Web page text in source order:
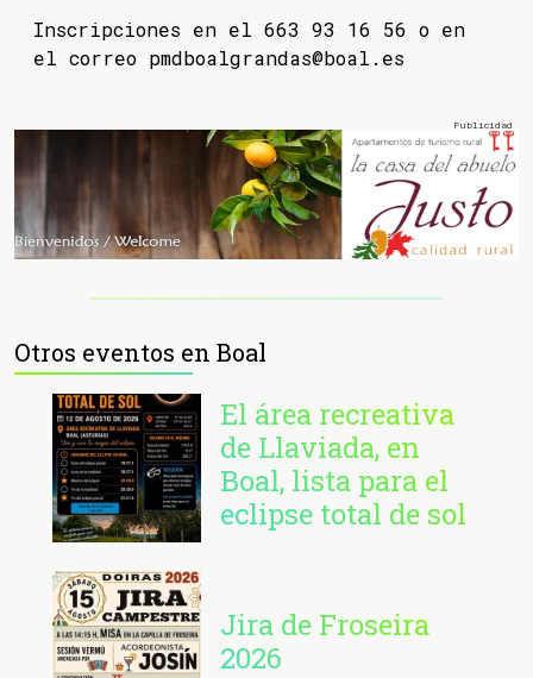
Inscripciones en el 663 93 16 56 o en
el correo pmdboalgrandas@boal.es
Otros eventos en Boal
El área recreativa
de Llaviada, en
Boal, lista para el
eclipse total de sol
Jira de Froseira
2026